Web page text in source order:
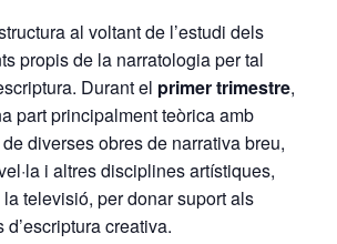
al voltant de l’estudi dels
propis de la narratologia per tal
Durant el primer trimestre,
part principalment teòrica amb
diverses obres de narrativa breu,
i altres disciplines artístiques,
televisió, per donar suport als
creativa.